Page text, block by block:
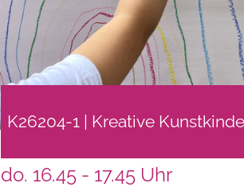
K26204-1 | Kreative
do. 16.45 - 17.45 Uhr